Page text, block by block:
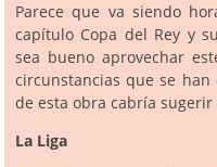
Parece que va siendo
capítulo Copa del Rey y
sea bueno aprovechar
circunstancias que se
de esta obra cabría
La Liga